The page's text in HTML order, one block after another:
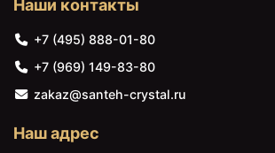
соответствующий вашим
интерьеру. Наша команда
консультантов всегда готова помочь
правильные товары и ответить на все
Мы стремимся предоставить нашим
удовлетворение от покупки и
ванной комнаты на потом! Загляните в
Наши контакты
+7 (495) 888-01-80
+7 (969) 149-83-80
zakaz@santeh-crystal.ru
Наш адрес